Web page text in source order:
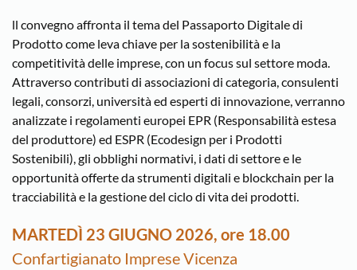
ll convegno affronta il tema del Passaporto Digitale di
Prodotto come leva chiave per la sostenibilità e la
competitività delle imprese, con un focus sul settore moda.
Attraverso contributi di associazioni di categoria, consulenti
legali, consorzi, università ed esperti di innovazione, verranno
analizzate i regolamenti europei EPR (Responsabilità estesa
del produttore) ed ESPR (Ecodesign per i Prodotti
Sostenibili), gli obblighi normativi, i dati di settore e le
opportunità offerte da strumenti digitali e blockchain per la
tracciabilità e la gestione del ciclo di vita dei prodotti.
MARTEDÌ 23 GIUGNO 2026, ore 18.00
Confartigianato Imprese Vicenza